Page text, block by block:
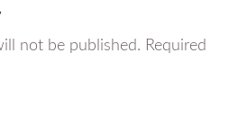
not be published. Required